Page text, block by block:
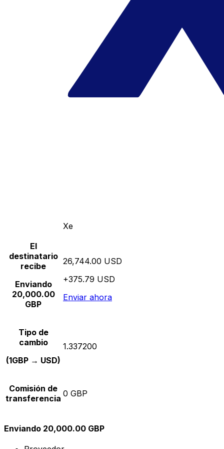
Xe
El
destinatario
recibe
Enviando
20,000.00
GBP
26,744.00 USD
+375.79 USD
Enviar ahora
Tipo de
cambio
(1GBP → USD)
1.337200
Comisión de
transferencia 0 GBP
Enviando 20,000.00 GBP